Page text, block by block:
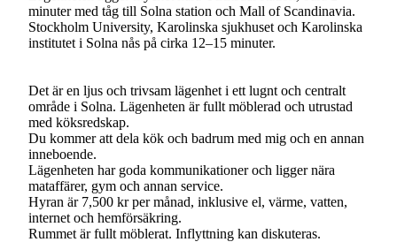
minuter med tåg till Solna station och Mall of Scandinavia.
Stockholm University, Karolinska sjukhuset och Karolinska
institutet i Solna nås på cirka 12–15 minuter.
Det är en ljus och trivsam lägenhet i ett lugnt och centralt
område i Solna. Lägenheten är fullt möblerad och utrustad
med köksredskap.
Du kommer att dela kök och badrum med mig och en annan
inneboende.
Lägenheten har goda kommunikationer och ligger nära
mataffärer, gym och annan service.
Hyran är 7,500 kr per månad, inklusive el, värme, vatten,
internet och hemförsäkring.
Rummet är fullt möblerat. Inflyttning kan diskuteras.